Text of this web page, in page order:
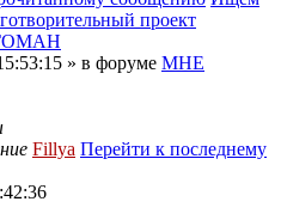
проект
» в форуме МНЕ
Fillya Перейти к последнему